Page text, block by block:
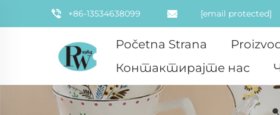
+86-13534638099 [email protected]
Početna Strana
Контактирајте нас